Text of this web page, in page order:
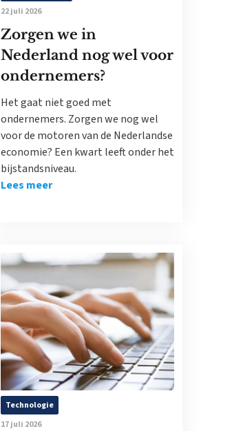
22 juli 2026
Zorgen we in
Nederland nog wel voor
ondernemers?
Het gaat niet goed met
ondernemers. Zorgen we nog wel
voor de motoren van de Nederlandse
economie? Een kwart leeft onder het
bijstandsniveau.
Lees meer
Technologie
17 juli 2026